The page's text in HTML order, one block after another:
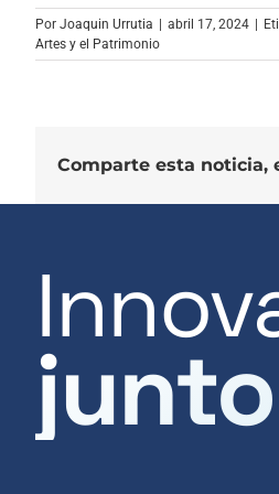
Por Joaquin Urrutia | abril 17, 2024 |
Artes y el Patrimonio
Comparte esta noticia,